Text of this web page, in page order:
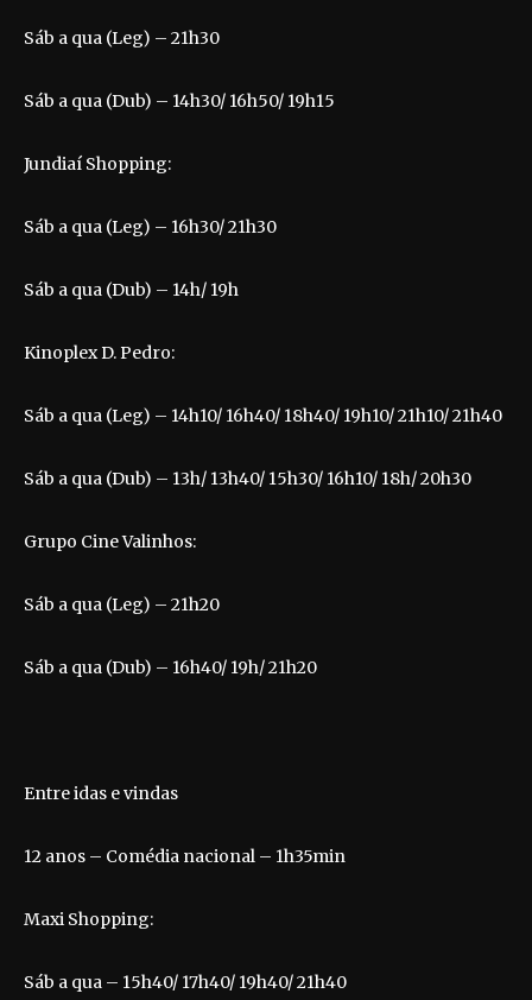
Sáb a qua (Leg) – 21h30
Sáb a qua (Dub) – 14h30/ 16h50/ 19h15
Jundiaí Shopping:
Sáb a qua (Leg) – 16h30/ 21h30
Sáb a qua (Dub) – 14h/ 19h
Kinoplex D. Pedro:
Sáb a qua (Leg) – 14h10/ 16h40/ 18h40/ 19h10/ 21h10/ 21h40
Sáb a qua (Dub) – 13h/ 13h40/ 15h30/ 16h10/ 18h/ 20h30
Grupo Cine Valinhos:
Sáb a qua (Leg) – 21h20
Sáb a qua (Dub) – 16h40/ 19h/ 21h20
Entre idas e vindas
12 anos – Comédia nacional – 1h35min
Maxi Shopping:
Sáb a qua – 15h40/ 17h40/ 19h40/ 21h40